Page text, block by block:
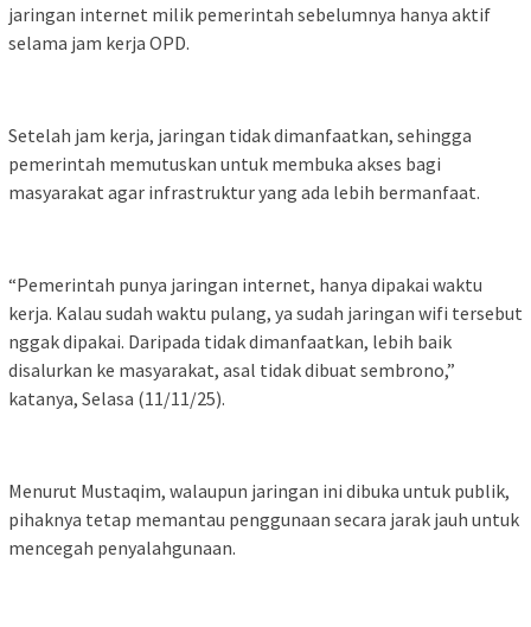
jaringan internet milik pemerintah sebelumnya hanya aktif
selama jam kerja OPD.
Setelah jam kerja, jaringan tidak dimanfaatkan, sehingga
pemerintah memutuskan untuk membuka akses bagi
masyarakat agar infrastruktur yang ada lebih bermanfaat.
“Pemerintah punya jaringan internet, hanya dipakai waktu
kerja. Kalau sudah waktu pulang, ya sudah jaringan wifi tersebut
nggak dipakai. Daripada tidak dimanfaatkan, lebih baik
disalurkan ke masyarakat, asal tidak dibuat sembrono,”
katanya, Selasa (11/11/25).
Menurut Mustaqim, walaupun jaringan ini dibuka untuk publik,
pihaknya tetap memantau penggunaan secara jarak jauh untuk
mencegah penyalahgunaan.